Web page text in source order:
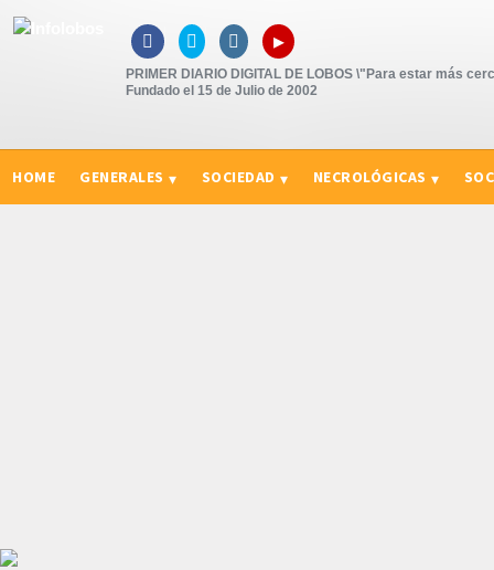
   ▸
PRIMER DIARIO DIGITAL DE LOBOS \"Para estar más
Fundado el 15 de Julio de 2002
HOME GENERALES SOCIEDAD NECROLÓGICAS